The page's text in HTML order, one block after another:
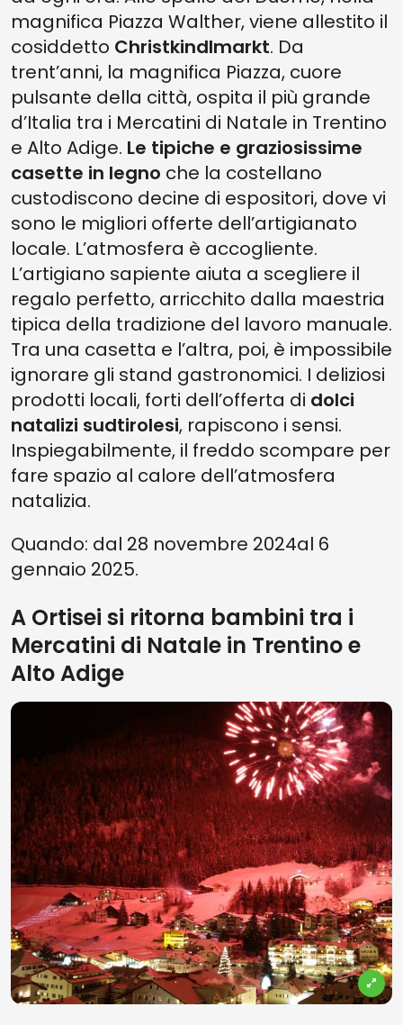
magnifica Piazza Walther, viene allestito il
cosiddetto Christkindlmarkt. Da
trent’anni, la magnifica Piazza, cuore
pulsante della città, ospita il più grande
d’Italia tra i Mercatini di Natale in Trentino
e Alto Adige. Le tipiche e graziosissime
casette in legno che la costellano
custodiscono decine di espositori, dove vi
sono le migliori offerte dell’artigianato
locale. L’atmosfera è accogliente.
L’artigiano sapiente aiuta a scegliere il
regalo perfetto, arricchito dalla maestria
tipica della tradizione del lavoro manuale.
Tra una casetta e l’altra, poi, è impossibile
ignorare gli stand gastronomici. I deliziosi
prodotti locali, forti dell’offerta di dolci
natalizi sudtirolesi, rapiscono i sensi.
Inspiegabilmente, il freddo scompare per
fare spazio al calore dell’atmosfera
natalizia.
Quando: dal 28 novembre 2024al 6
gennaio 2025.
A Ortisei si ritorna bambini tra i
Mercatini di Natale in Trentino e
Alto Adige